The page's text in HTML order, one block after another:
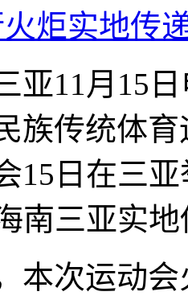
炬实地传
亚11月15
族传统体
15日在三
南三亚实
次运动会